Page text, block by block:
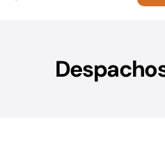
Linhas de Crédito